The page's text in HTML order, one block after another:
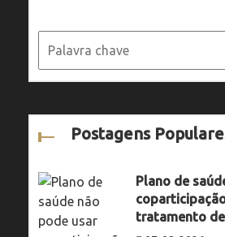
Postagens
Plano de
tratamento